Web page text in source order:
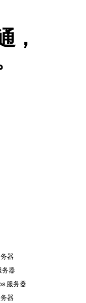
，
器
务器
服务器
器